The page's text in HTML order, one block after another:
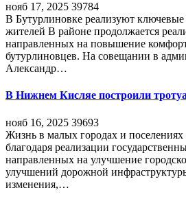
нояб 17, 2025 39784
В Бутурлиновке реализуют
жителей В районе продолжается
направленных на повышение
бутурлиновцев. На совещании в
Александр…
В Нижнем Кисляе построили
нояб 16, 2025 39693
Жизнь в малых городах и поселениях
благодаря реализации
направленных на улучшение
улучшений дорожной
изменения,…